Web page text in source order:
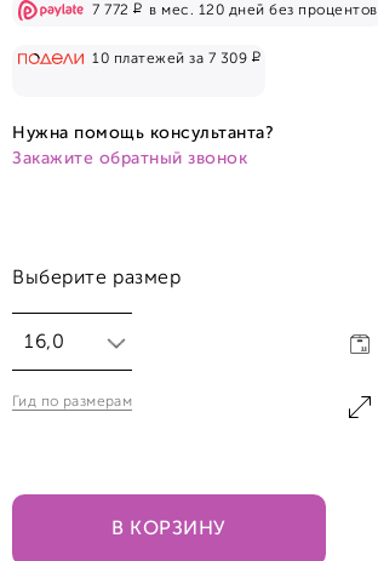
7 772 Рв мес. 120 дней без процентов
10 платежей за 7 309 Р
Нужна помощь консультанта?
Закажите обратный звонок
Выберите размер
16,0
16,0
Гид по размерам
В КОРЗИНУ